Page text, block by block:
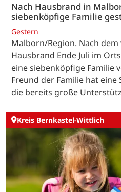
Nach Hausbrand in
siebenköpfige Familie
Gestern
Malborn/Region. Nach
Hausbrand Ende Juli im
eine siebenköpfige Familie
Freund der Familie hat
die bereits große
Kreis Bernkastel-Wittlich